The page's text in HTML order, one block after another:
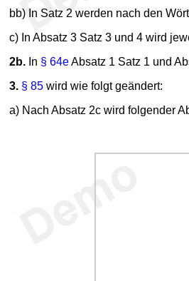
bb) In Satz 2 werden nach den
c) In Absatz 3 Satz 3 und 4 wird
2b. In § 64eAbsatz 1 Satz 1 und
3. § 85 wird wie folgt geändert:
a) Nach Absatz 2c wird folgender